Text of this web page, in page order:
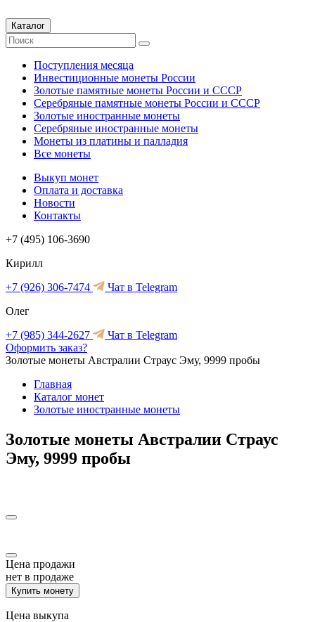
Каталог
Поступления месяца
Инвестиционные монеты России
Золотые памятные монеты России и СССР
Серебряные памятные монеты России и СССР
Золотые иностранные монеты
Серебряные иностранные монеты
Монеты из платины и палладия
Все монеты
Выкуп монет
Оплата и доставка
Новости
Контакты
+7 (495) 106-3690
Кирилл
+7 (926) 306-7474
Чат в Telegram
Олег
+7 (985) 344-2627
Чат в Telegram
Оформить заказ?
Золотые монеты Австралии Страус Эму, 9999 пробы
Главная
Каталог монет
Золотые иностранные монеты
Золотые монеты Австралии Страус
Эму, 9999 пробы
Цена продажи
нет в продаже
Купить монету
Цена выкупа